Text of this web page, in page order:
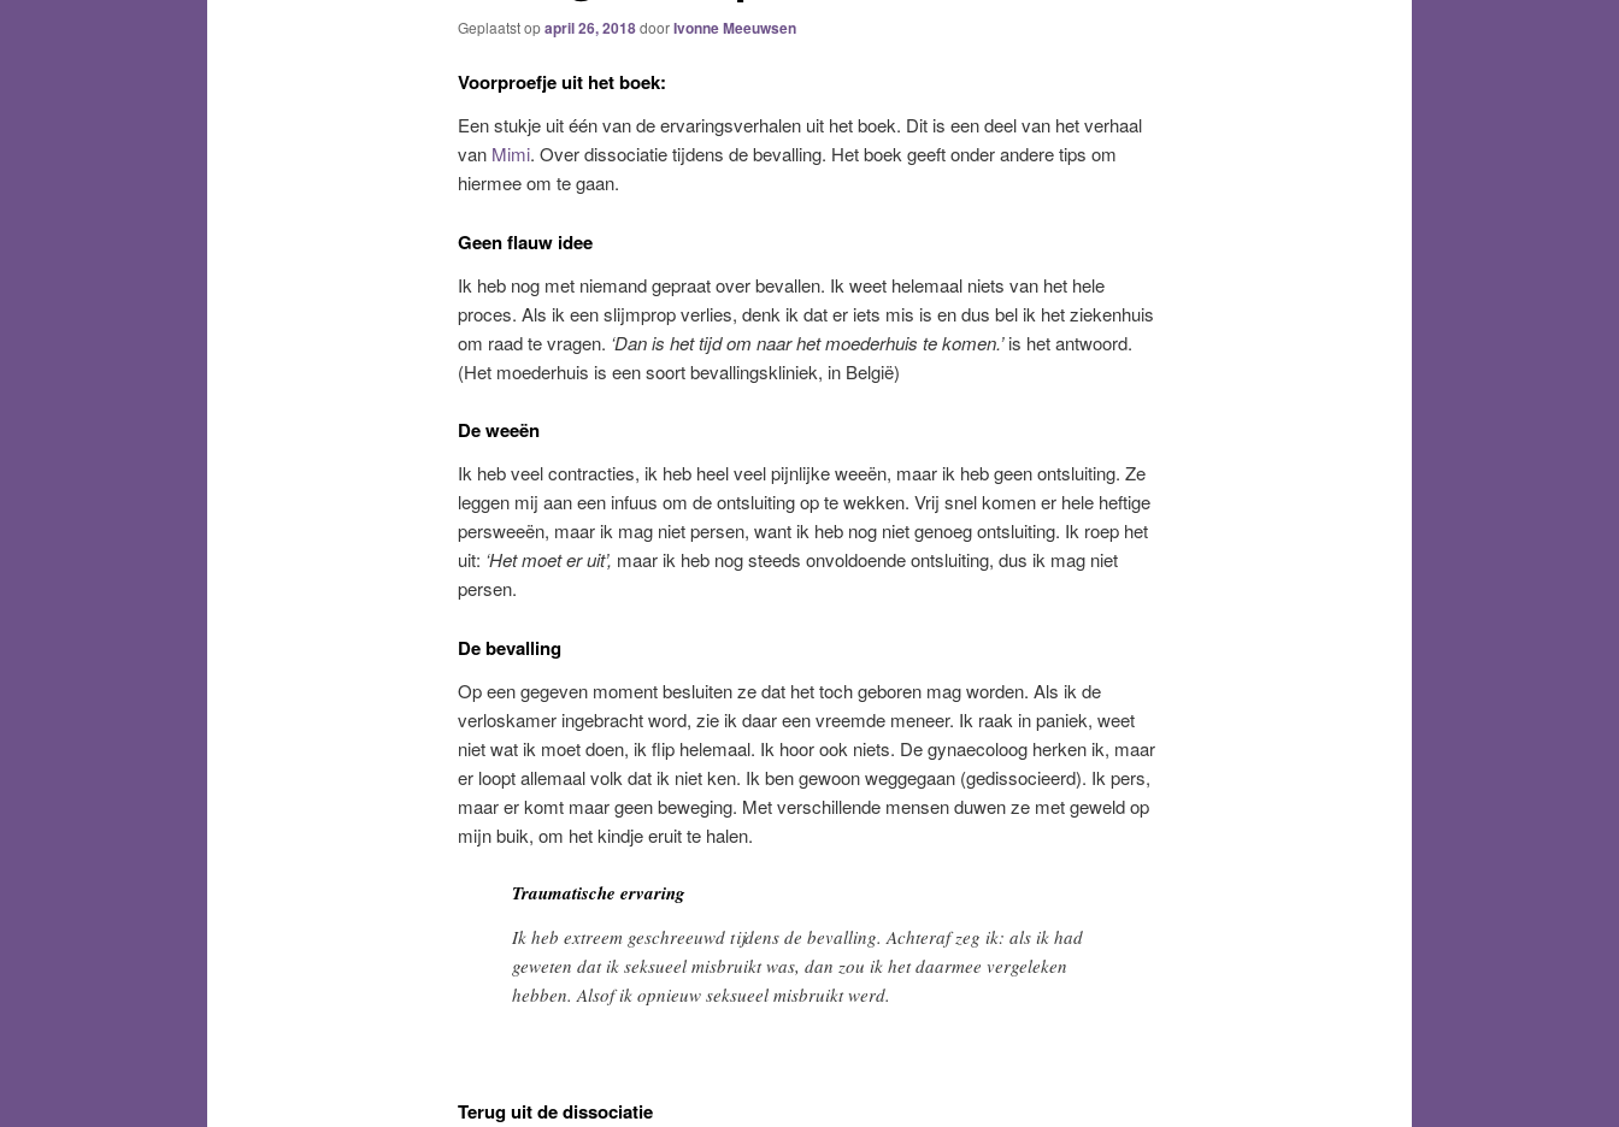
Geplaatst opapril 26, 2018doorIvonne Meeuwsen
Voorproefje uit het boek:
Een stukje uit één van de ervaringsverhalen uit het boek. Dit is een deel van het verhaal
van Mimi. Over dissociatie tijdens de bevalling. Het boek geeft onder andere tips om
hiermee om te gaan.
Geen flauw idee
Ik heb nog met niemand gepraat over bevallen. Ik weet helemaal niets van het hele
proces. Als ik een slijmprop verlies, denk ik dat er iets mis is en dus bel ik het ziekenhuis
om raad te vragen. ‘Dan is het tijd om naar het moederhuis te komen.’is het antwoord.
(Het moederhuis is een soort bevallingskliniek, in België)
De weeën
Ik heb veel contracties, ik heb heel veel pijnlijke weeën, maar ik heb geen ontsluiting. Ze
leggen mij aan een infuus om de ontsluiting op te wekken. Vrij snel komen er hele heftige
persweeën, maar ik mag niet persen, want ik heb nog niet genoeg ontsluiting. Ik roep het
uit: ‘Het moet er uit’, maar ik heb nog steeds onvoldoende ontsluiting, dus ik mag niet
persen.
De bevalling
Op een gegeven moment besluiten ze dat het toch geboren mag worden. Als ik de
verloskamer ingebracht word, zie ik daar een vreemde meneer. Ik raak in paniek, weet
niet wat ik moet doen, ik flip helemaal. Ik hoor ook niets. De gynaecoloog herken ik, maar
er loopt allemaal volk dat ik niet ken. Ik ben gewoon weggegaan (gedissocieerd). Ik pers,
maar er komt maar geen beweging. Met verschillende mensen duwen ze met geweld op
mijn buik, om het kindje eruit te halen.
Traumatische ervaring
Ik heb extreem geschreeuwd tijdens de bevalling. Achteraf zeg ik: als ik had
geweten dat ik seksueel misbruikt was, dan zou ik het daarmee vergeleken
hebben. Alsof ik opnieuw seksueel misbruikt werd.
Terug uit de dissociatie